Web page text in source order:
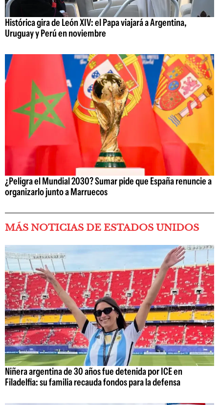
Histórica gira de León XIV: el Papa viajará a Argentina,
Uruguay y Perú en noviembre
¿Peligra el Mundial 2030? Sumar pide que España renuncie a
organizarlo junto a Marruecos
MÁS NOTICIAS DE ESTADOS UNIDOS
Niñera argentina de 30 años fue detenida por ICE en
Filadelfia: su familia recauda fondos para la defensa